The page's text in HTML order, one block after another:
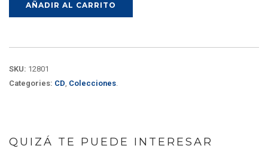
AÑADIR AL CARRITO
SKU: 12801
Categories: CD, Colecciones.
QUIZÁ TE PUEDE INTERESAR